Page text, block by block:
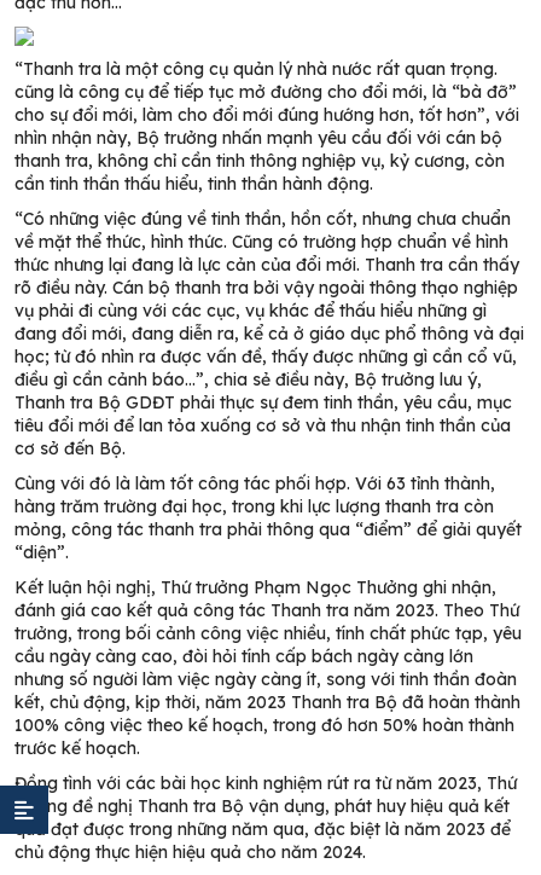
“Thanh tra là một công cụ quản lý nhà nước rất quan trọng.
cũng là công cụ để tiếp tục mở đường cho đổi mới, là “bà đỡ”
cho sự đổi mới, làm cho đổi mới đúng hướng hơn, tốt hơn”, với
nhìn nhận này, Bộ trưởng nhấn mạnh yêu cầu đối với cán bộ
thanh tra, không chỉ cần tinh thông nghiệp vụ, kỷ cương, còn
cần tinh thần thấu hiểu, tinh thần hành động.
“Có những việc đúng về tinh thần, hồn cốt, nhưng chưa chuẩn
về mặt thể thức, hình thức. Cũng có trường hợp chuẩn về hình
thức nhưng lại đang là lực cản của đổi mới. Thanh tra cần thấy
rõ điều này. Cán bộ thanh tra bởi vậy ngoài thông thạo nghiệp
vụ phải đi cùng với các cục, vụ khác để thấu hiểu những gì
đang đổi mới, đang diễn ra, kể cả ở giáo dục phổ thông và đại
học; từ đó nhìn ra được vấn đề, thấy được những gì cần cổ vũ,
điều gì cần cảnh báo…”, chia sẻ điều này, Bộ trưởng lưu ý,
Thanh tra Bộ GDĐT phải thực sự đem tinh thần, yêu cầu, mục
tiêu đổi mới để lan tỏa xuống cơ sở và thu nhận tinh thần của
cơ sở đến Bộ.
Cùng với đó là làm tốt công tác phối hợp. Với 63 tỉnh thành,
hàng trăm trường đại học, trong khi lực lượng thanh tra còn
mỏng, công tác thanh tra phải thông qua “điểm” để giải quyết
“diện”.
Kết luận hội nghị, Thứ trưởng Phạm Ngọc Thưởng ghi nhận,
đánh giá cao kết quả công tác Thanh tra năm 2023. Theo Thứ
trưởng, trong bối cảnh công việc nhiều, tính chất phức tạp, yêu
cầu ngày càng cao, đòi hỏi tính cấp bách ngày càng lớn
nhưng số người làm việc ngày càng ít, song với tinh thần đoàn
kết, chủ động, kịp thời, năm 2023 Thanh tra Bộ đã hoàn thành
100% công việc theo kế hoạch, trong đó hơn 50% hoàn thành
trước kế hoạch.
Đồng tình với các bài học kinh nghiệm rút ra từ năm 2023, Thứ
trưởng đề nghị Thanh tra Bộ vận dụng, phát huy hiệu quả kết
quả đạt được trong những năm qua, đặc biệt là năm 2023 để
chủ động thực hiện hiệu quả cho năm 2024.